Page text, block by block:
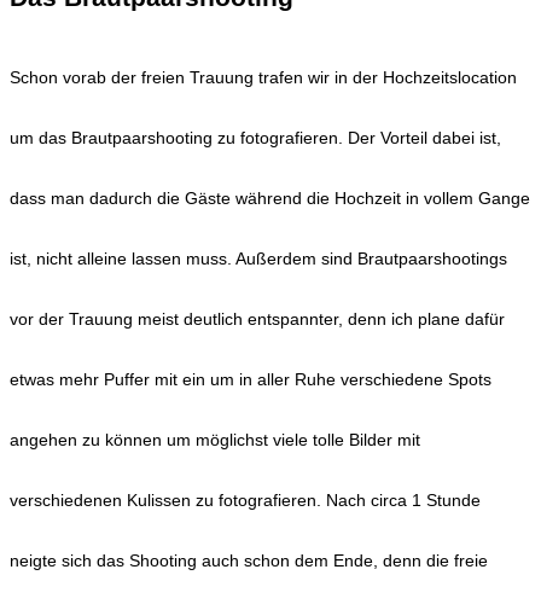
Schon vorab der freien Trauung trafen wir in der Hochzeitslocation
um das Brautpaarshooting zu fotografieren. Der Vorteil dabei ist,
dass man dadurch die Gäste während die Hochzeit in vollem Gange
ist, nicht alleine lassen muss. Außerdem sind Brautpaarshootings
vor der Trauung meist deutlich entspannter, denn ich plane dafür
etwas mehr Puffer mit ein um in aller Ruhe verschiedene Spots
angehen zu können um möglichst viele tolle Bilder mit
verschiedenen Kulissen zu fotografieren. Nach circa 1 Stunde
neigte sich das Shooting auch schon dem Ende, denn die freie